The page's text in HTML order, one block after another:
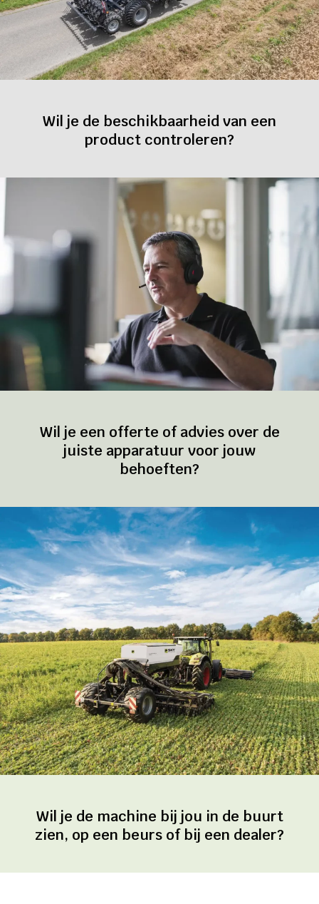
Wil je de beschikbaarheid van een
product controleren?
Wil je een offerte of advies over de
juiste apparatuur voor jouw
behoeften?
Wil je de machine bij jou in de buurt
zien, op een beurs of bij een dealer?